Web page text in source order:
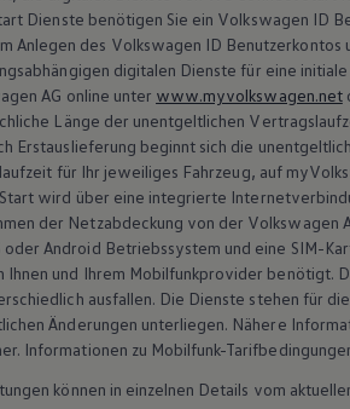
& Updates
Dienste benötigen Sie ein Volkswagen ID
Anlegen des Volkswagen ID Benutzerkontos
digitalen Dienste für eine
AG online unter www.myvolkswagen.net
Länge der unentgeltlichen
Erstauslieferung beginnt sich die
für Ihr jeweiliges Fahrzeug, auf
Start wird über eine integrierte
der Netzabdeckung von der Volkswagen
oder Android Betriebssystem und eine SIM-
und Ihrem Mobilfunkprovider benötigt.
ausfallen. Die Dienste stehen für
Änderungen unterliegen. Nähere
Informationen zu Mobilfunk-
können in einzelnen Details vom